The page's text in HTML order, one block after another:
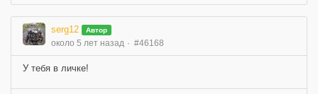
serg12 Автор
около 5 лет назад #46168
У тебя в личке!